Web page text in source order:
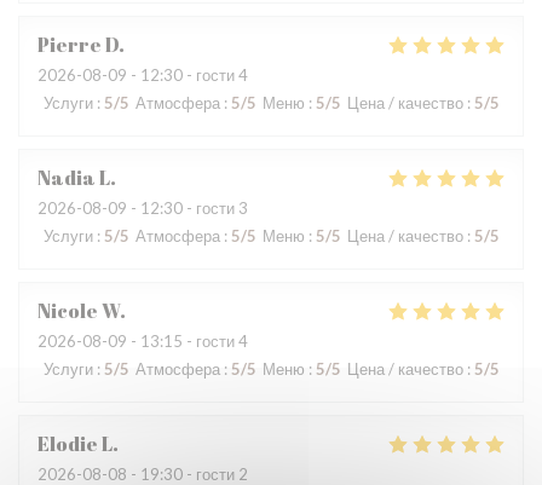
PierreD
2026-08-09 - 12:30 - гости 4
Услуги : 5/5 Атмосфера : 5/5 Меню : 5/5 Цена / качество : 5/5
NadiaL
2026-08-09 - 12:30 - гости 3
Услуги : 5/5 Атмосфера : 5/5 Меню : 5/5 Цена / качество : 5/5
NicoleW
2026-08-09 - 13:15 - гости 4
Услуги : 5/5 Атмосфера :5/5 Меню : 5/5 Цена / качество : 5/5
ElodieL
2026-08-08 - 19:30 - гости 2